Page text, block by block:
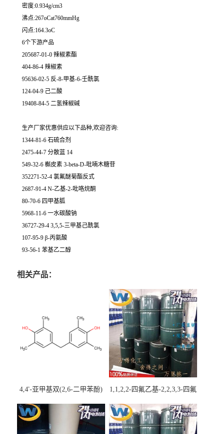
密度:0.934g/cm3
沸点:267oCat760mmHg
闪点:164.3oC
6个下游产品
205687-01-0 辣椒素酯
404-86-4 辣椒素
95636-02-5 反-8-甲基-6-壬酰氯
124-04-9 己二酸
19408-84-5 二氢辣椒碱
生产厂家优惠供应以下品种,欢迎咨询:
1344-81-6 石硫合剂
2475-44-7 分散蓝 14
549-32-6 槲皮素 3-beta-D-吡喃木糖苷
352271-52-4 氯氟醚菊酯反式
2687-91-4 N-乙基-2-吡咯烷酮
80-70-6 四甲基胍
5968-11-6 一水碳酸钠
36727-29-4 3,5,5-三甲基己酰氯
107-95-9 β-丙氨酸
93-56-1 苯基乙二醇
相关产品：
4,4'-亚甲基双(2,6-二甲苯酚)
1,1,2,2-四氟乙基-2,2,3,3-四氟